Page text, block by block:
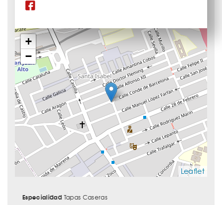
+
−
Leaflet
Especialidad Tapas Caseras